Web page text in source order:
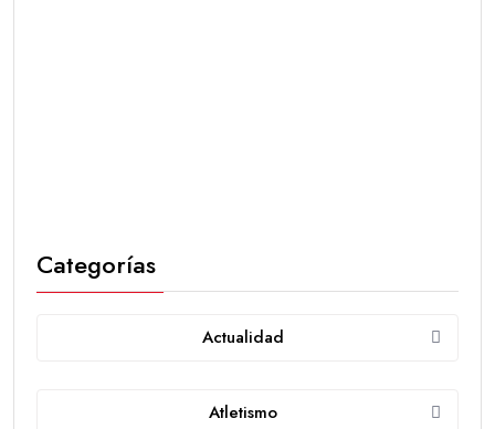
Categorías
Actualidad
Atletismo